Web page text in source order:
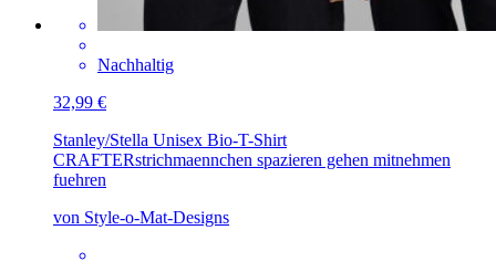
Nachhaltig
32,99 €
Stanley/Stella Unisex Bio-T-Shirt
CRAFTERstrichmaennchen spazieren gehen mitnehmen
fuehren
von Style-o-Mat-Designs